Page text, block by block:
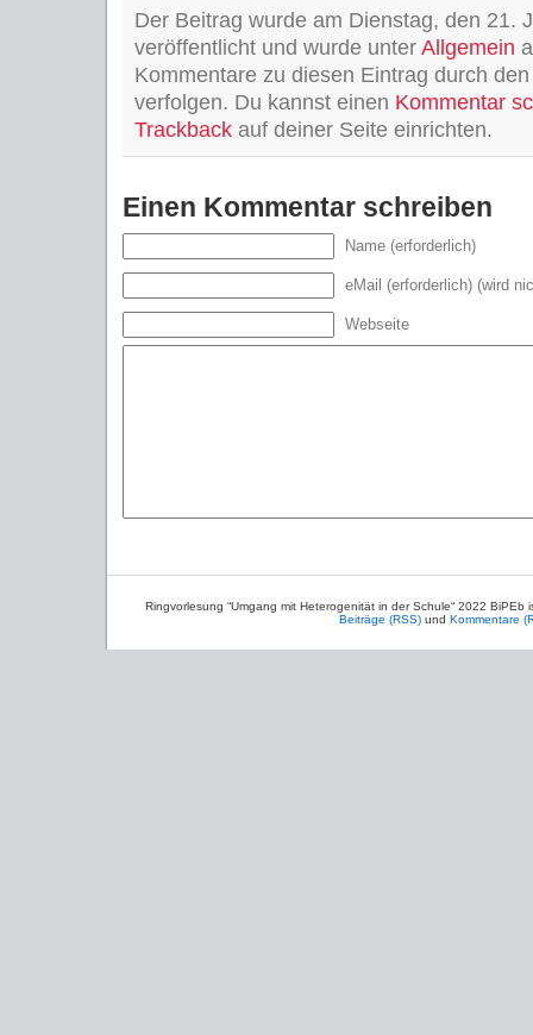
Der Beitrag wurde am Dienstag, den 21.
veröffentlicht und wurde unter Allgemein
Kommentare zu diesen Eintrag durch
verfolgen. Du kannst einen Kommentar
Trackback auf deiner Seite einrichten.
Einen Kommentar schreiben
Name (erforderlich)
eMail (erforderlich) (wird
Webseite
Ringvorlesung “Umgang mit Heterogenität in der Schule“ 2022 BiPEb
Beiträge (RSS)und Kommentare